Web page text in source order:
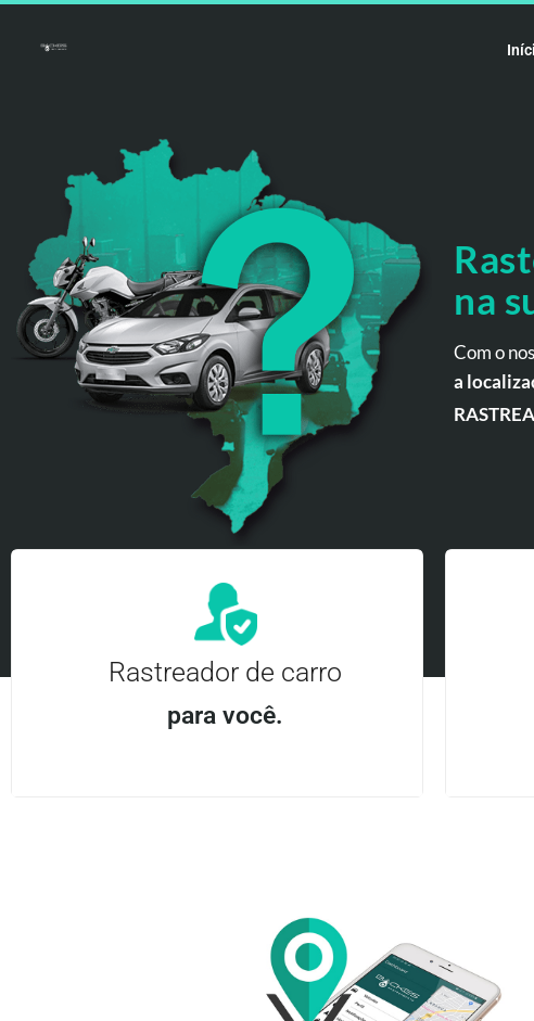
na
Com o
a
Rastreador de carro
para você.
Entre em contato